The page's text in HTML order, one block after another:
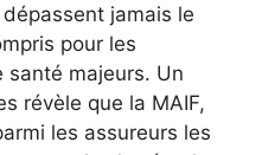
jamais le
pour les
majeurs. Un
révèle que la MAIF,
les assureurs les